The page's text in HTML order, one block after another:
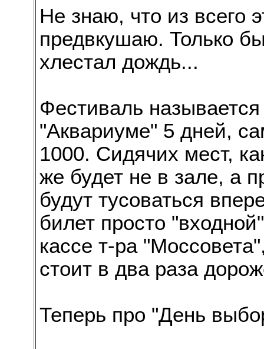
Не знаю, что из всего
предвкушаю. Только
хлестал дождь...
Фестиваль
"Аквариуме" 5 дней,
1000. Сидячих мест,
же будет не в зале, а
будут тусоваться
билет просто
кассе т-ра
стоит в два раза
Теперь про "День